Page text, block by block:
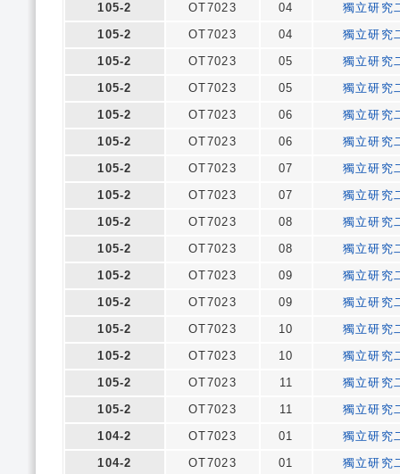
105-2
OT7023 04
獨立研究
105-2
OT7023 04
獨立研究
105-2
OT7023 05
獨立研究
105-2
OT7023 05
獨立研究
105-2
OT7023 06
獨立研究
105-2
OT7023 06
獨立研究
105-2
OT7023 07
獨立研究
105-2
OT7023 07
獨立研究
105-2
OT7023 08
獨立研究
105-2
OT7023 08
獨立研究
105-2
OT7023 09
獨立研究
105-2
OT7023 09
獨立研究
105-2
OT7023 10
獨立研究
105-2
OT7023 10
獨立研究
105-2
OT7023 11
獨立研究
105-2
OT7023 11
獨立研究
104-2
OT7023 01
獨立研究
104-2
OT7023 01
獨立研究